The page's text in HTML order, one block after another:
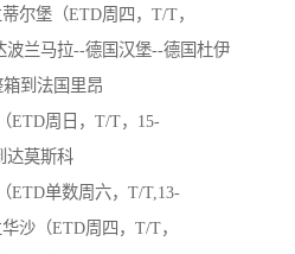
尔堡（ETD周四，T/T，
波兰马拉--德国汉堡--德国杜伊
到法国里昂
ETD周日，T/T，15-
达莫斯科
ETD单数周六，T/T,13-
沙（ETD周四，T/T，